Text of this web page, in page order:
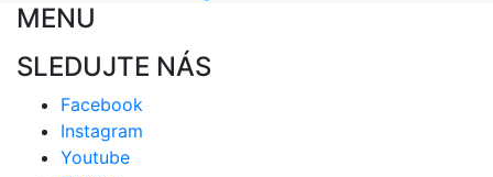
MENU
SLEDUJTE NÁS
Facebook
Instagram
Youtube